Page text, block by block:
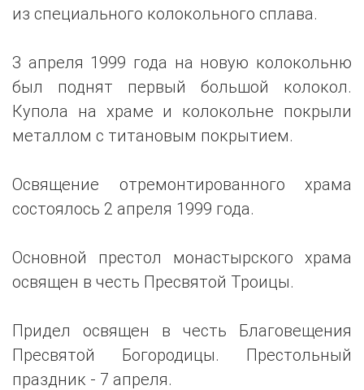
из специального колокольного сплава.
3 апреля 1999 года на новую колокольню
был поднят первый большой колокол.
Купола на храме и колокольне покрыли
металлом с титановым покрытием.
Освящение отремонтированного храма
состоялось 2 апреля 1999 года.
Основной престол монастырского храма
освящен в честь Пресвятой Троицы.
Придел освящен в честь Благовещения
Пресвятой Богородицы. Престольный
праздник - 7 апреля.